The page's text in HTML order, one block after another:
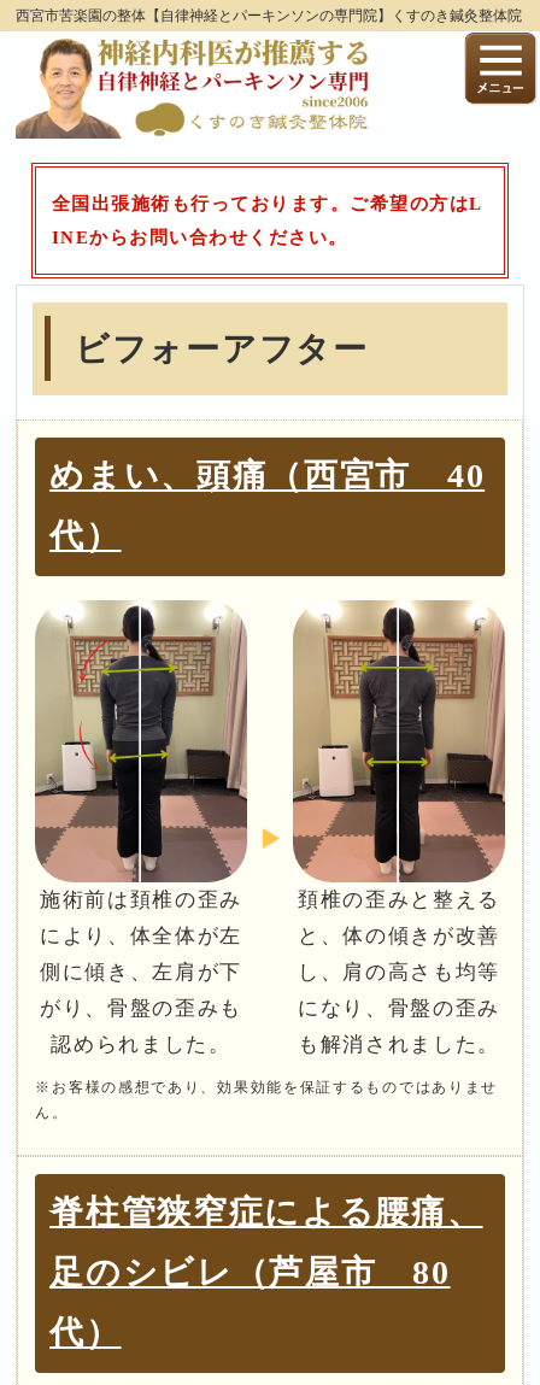
西宮市苦楽園の整体【自律神経とパーキンソンの専門院】くすのき鍼灸整体院
全国出張施術も行っております。ご希望の方はL
INEからお問い合わせください。
ビフォーアフター
めまい、頭痛（西宮市 40
代）
施術前は頚椎の歪み
により、体全体が左
側に傾き、左肩が下
がり、骨盤の歪みも
認められました。
頚椎の歪みと整える
と、体の傾きが改善
し、肩の高さも均等
になり、骨盤の歪み
も解消されました。
※お客様の感想であり、効果効能を保証するものではありませ
ん。
脊柱管狭窄症による腰痛、
足のシビレ（芦屋市 80
代）